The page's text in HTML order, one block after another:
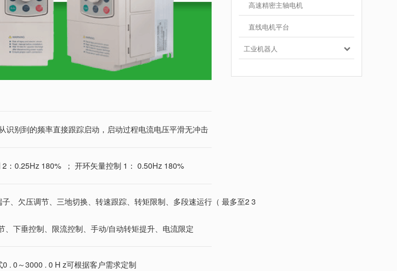
识别到的频率直接跟踪启动，启动过程电流电压平滑无冲击
：0.25Hz 180% ； 开环矢量控制 1： 0.50Hz 180%
、欠压调节、三地切换、转速跟踪、转矩限制、多段速运行（ 最多至2 3
下垂控制、限流控制、手动/自动转矩提升、电流限定
. 0～3000 . 0 H z可根据客户需求定制
高速精密主轴电机
直线电机平台
工业机器人